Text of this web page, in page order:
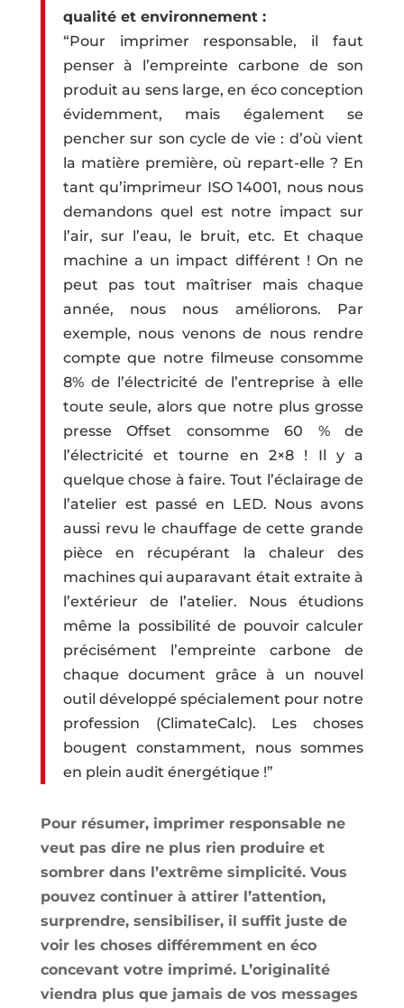
qualité et environnement :
“Pour imprimer responsable, il faut
penser à l’empreinte carbone de son
produit au sens large, en éco conception
évidemment, mais également se
pencher sur son cycle de vie : d’où vient
la matière première, où repart-elle ? En
tant qu’imprimeur ISO 14001, nous nous
demandons quel est notre impact sur
l’air, sur l’eau, le bruit, etc. Et chaque
machine a un impact différent ! On ne
peut pas tout maîtriser mais chaque
année, nous nous améliorons. Par
exemple, nous venons de nous rendre
compte que notre filmeuse consomme
8% de l’électricité de l’entreprise à elle
toute seule, alors que notre plus grosse
presse Offset consomme 60 % de
l’électricité et tourne en 2×8 ! Il y a
quelque chose à faire. Tout l’éclairage de
l’atelier est passé en LED. Nous avons
aussi revu le chauffage de cette grande
pièce en récupérant la chaleur des
machines qui auparavant était extraite à
l’extérieur de l’atelier. Nous étudions
même la possibilité de pouvoir calculer
précisément l’empreinte carbone de
chaque document grâce à un nouvel
outil développé spécialement pour notre
profession (ClimateCalc). Les choses
bougent constamment, nous sommes
en plein audit énergétique !”
Pour résumer, imprimer responsable ne
veut pas dire ne plus rien produire et
sombrer dans l’extrême simplicité. Vous
pouvez continuer à attirer l’attention,
surprendre, sensibiliser, il suffit juste de
voir les choses différemment en éco
concevant votre imprimé. L’originalité
viendra plus que jamais de vos messages